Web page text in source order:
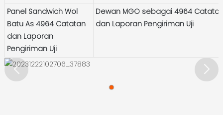
Panel Sandwich Wol
Batu As 4964 Catatan
dan Laporan
Pengiriman Uji
Dewan MGO sebagai 4964
dan Laporan Pengiriman Uji